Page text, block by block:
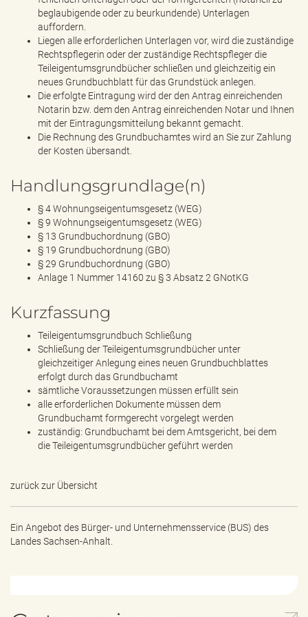
beglaubigende oder zu beurkundende) Unterlagen
auffordern.
Liegen alle erforderlichen Unterlagen vor, wird die zuständige
Rechtspflegerin oder der zuständige Rechtspfleger die
Teileigentumsgrundbücher schließen und gleichzeitig ein
neues Grundbuchblatt für das Grundstück anlegen.
Die erfolgte Eintragung wird der den Antrag einreichenden
Notarin bzw. dem den Antrag einreichenden Notar und Ihnen
mit der Eintragungsmitteilung bekannt gemacht.
Die Rechnung des Grundbuchamtes wird an Sie zur Zahlung
der Kosten übersandt.
Handlungsgrundlage(n)
§ 4 Wohnungseigentumsgesetz (WEG)
§ 9 Wohnungseigentumsgesetz (WEG)
§ 13 Grundbuchordnung (GBO)
§ 19 Grundbuchordnung (GBO)
§ 29 Grundbuchordnung (GBO)
Anlage 1 Nummer 14160 zu § 3 Absatz 2 GNotKG
Kurzfassung
Teileigentumsgrundbuch Schließung
Schließung der Teileigentumsgrundbücher unter
gleichzeitiger Anlegung eines neuen Grundbuchblattes
erfolgt durch das Grundbuchamt
sämtliche Voraussetzungen müssen erfüllt sein
alle erforderlichen Dokumente müssen dem
Grundbuchamt formgerecht vorgelegt werden
zuständig: Grundbuchamt bei dem Amtsgericht, bei dem
die Teileigentumsgrundbücher geführt werden
zurück zur Übersicht
Ein Angebot des Bürger- und Unternehmensservice (BUS) des
Landes Sachsen-Anhalt.